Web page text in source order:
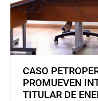
CASO
PROMUEVEN
TITULAR DE